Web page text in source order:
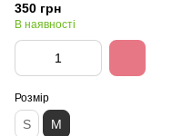
350 грн
В наявності
Розмір
S M